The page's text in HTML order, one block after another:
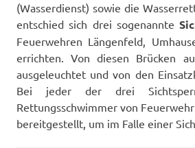
(Wasserdienst) sowie die
entschied sich drei sogenannte
Feuerwehren Längenfeld,
errichten. Von diesen Brücken
ausgeleuchtet und von den
Bei jeder der drei
Rettungsschwimmer von
bereitgestellt, um im Falle einer